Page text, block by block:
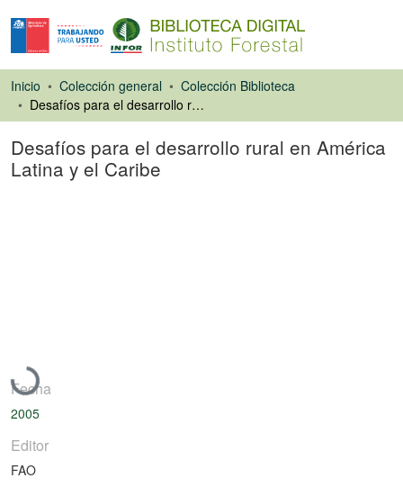
Inicio Colección general
Colección Biblioteca
Desafíos para el desarrollo rural en América Latina y el Caribe
Desafíos para el desarrollo rural en América
Latina y el Caribe
Cargando...
Fecha
2005
Editor
FAO